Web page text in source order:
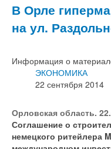
В Орле
на ул.
Информация о
ЭКОНОМИКА
22 сентября 2014
Орловская область.
Соглашение о
немецкого ритейлера